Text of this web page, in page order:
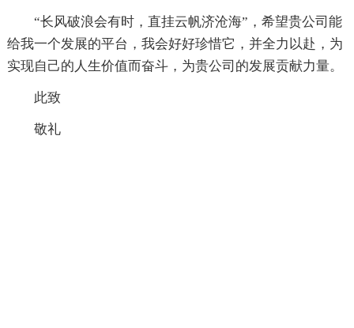
“长风破浪会有时，直挂云帆济沧海”，希望贵公司能
给我一个发展的平台，我会好好珍惜它，并全力以赴，为
实现自己的人生价值而奋斗，为贵公司的发展贡献力量。
此致
敬礼